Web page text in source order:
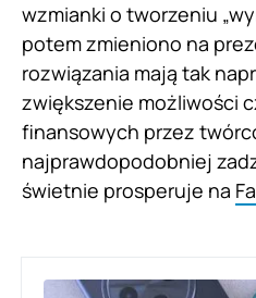
wzmianki o tworzeniu
potem zmieniono na
rozwiązania mają tak
zwiększenie możliwości
finansowych przez
najprawdopodobniej
świetnie prosperuje na